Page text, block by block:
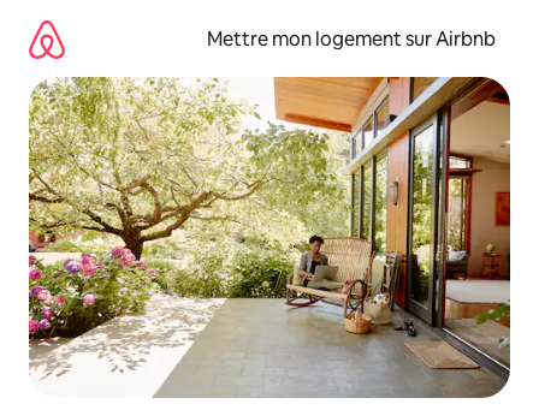
directement
contenu
Mettre mon logement sur Airbnb